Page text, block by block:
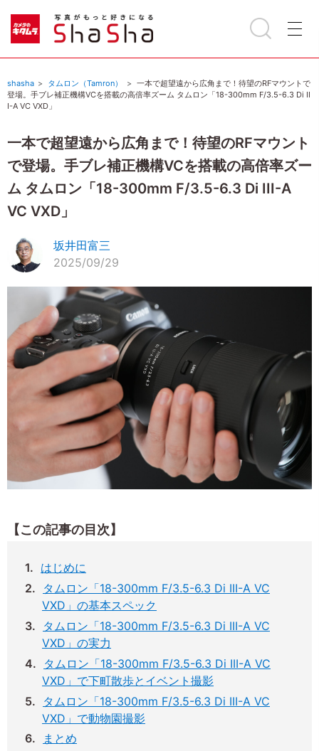
shasha タムロン（Tamron）
一本で超望遠から広角まで！待望のRFマウントで
登場。手ブレ補正機構VCを搭載の高倍率ズーム タムロン「18-300mm F/3.5-6.3 Di II
I-A VC VXD」
一本で超望遠から広角まで！待望のRFマウント
で登場。手ブレ補正機構VCを搭載の高倍率ズー
ム タムロン「18-300mm F/3.5-6.3 Di III-A
VC VXD」
坂井田富三
2025/09/29
【この記事の目次】
はじめに
タムロン「18-300mm F/3.5-6.3 Di III-A VC
VXD」の基本スペック
タムロン「18-300mm F/3.5-6.3 Di III-A VC
VXD」の実力
タムロン「18-300mm F/3.5-6.3 Di III-A VC
VXD」で下町散歩とイベント撮影
タムロン「18-300mm F/3.5-6.3 Di III-A VC
VXD」で動物園撮影
まとめ